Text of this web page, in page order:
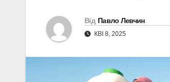
Від Павло Левчин
КВІ 8, 2025